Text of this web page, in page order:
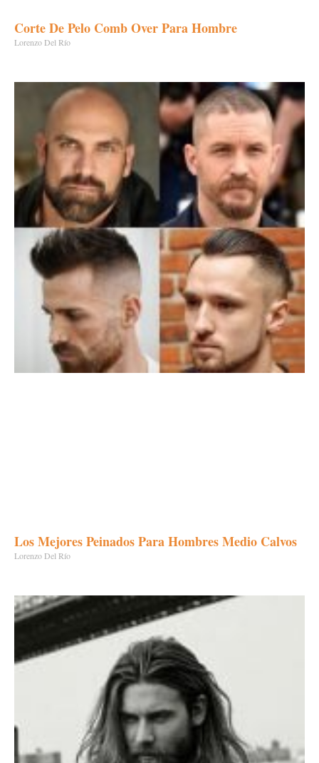
Corte De Pelo Comb Over Para Hombre
Lorenzo Del Río
Los Mejores Peinados Para Hombres Medio Calvos
Lorenzo Del Río